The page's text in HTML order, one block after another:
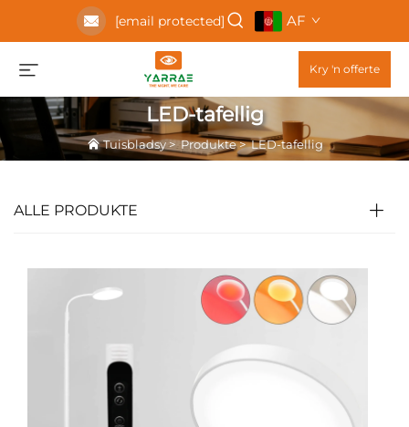
[email protected] AF
Kry 'n offerte
LED-tafellig
Tuisbladsy>Produkte>LED-tafellig
ALLE PRODUKTE